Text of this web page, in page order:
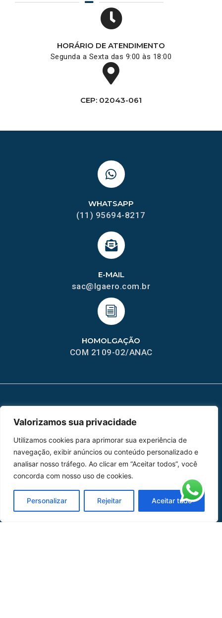
Valorizamos sua privacidade
Utilizamos cookies para aprimorar sua experiência de
navegação, exibir anúncios ou conteúdo personalizado e
analisar nosso tráfego. Ao clicar em “Aceitar todos”, você
concorda com nosso uso de cookies.
Personalizar Rejeitar Aceitar tudo
HORÁRIO DE ATENDIMENTO
Segunda a Sexta das 9:00 às 18:00
CEP: 02043-061
HOMOLGAÇÃO
COM 2109-02/ANAC
E-MAIL
sac@lgaero.com.br
WHATSAPP
(11) 95694-8217
Peças
Catálogo de Aplicações
Oficina de Mangueiras